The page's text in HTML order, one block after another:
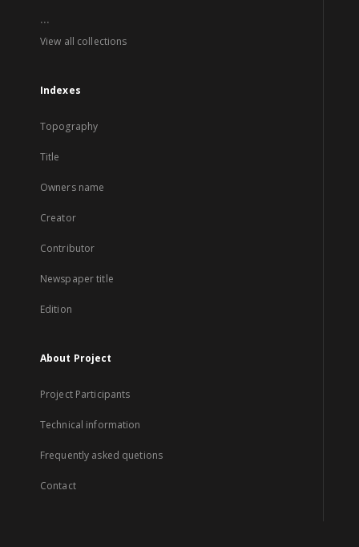
...
View all collections
Indexes
Topography
Title
Owners name
Creator
Contributor
Newspaper title
Edition
About Project
Project Participants
Technical information
Frequently asked quetions
Contact